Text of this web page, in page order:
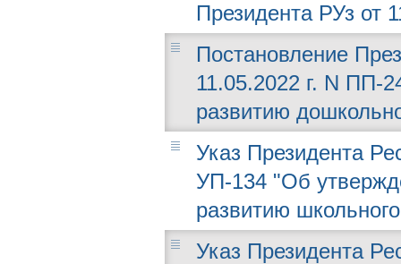
Президента РУз от
Постановление
11.05.2022 г. N ПП-
развитию
Указ Президента
УП-134 "Об
развитию
Указ Президента